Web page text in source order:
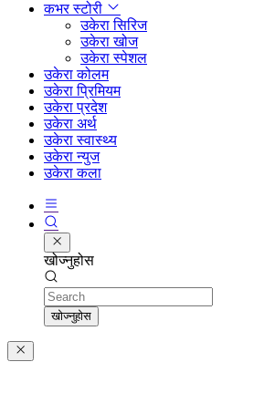
कभर स्टोरी
उकेरा सिरिज
उकेरा खोज
उकेरा स्पेशल
उकेरा कोलम
उकेरा प्रिमियम
उकेरा प्रदेश
उकेरा अर्थ
उकेरा स्वास्थ्य
उकेरा न्युज
उकेरा कला
खोज्नुहोस
Search
खोज्नुहोस